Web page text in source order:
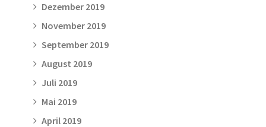
Dezember 2019
November 2019
September 2019
August 2019
Juli 2019
Mai 2019
April 2019